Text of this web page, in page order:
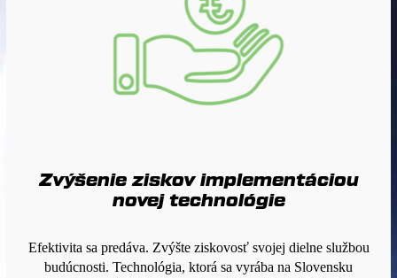
Zvýšenie ziskov implementáciou
novej technológie
Efektivita sa predáva. Zvýšte ziskovosť svojej dielne službou
budúcnosti. Technológia, ktorá sa vyrába na Slovensku